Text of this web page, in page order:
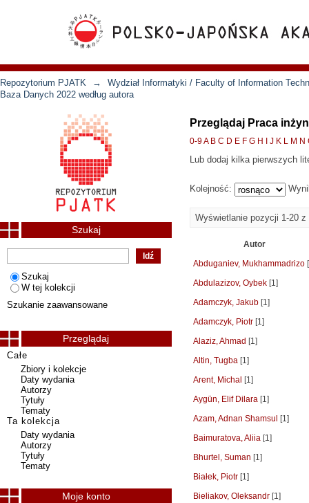
Repozytorium PJATK →
Wydział Informatyki / Faculty of Information
Baza Danych 2022 według autora
Przeglądaj Praca
0-9A B C D E F G H J K L M N
Lub dodaj kilka pierwszych
Kolejność:
Wyświetlanie pozycji 1-20 z
Autor
Abduganiev, Mukhammadrizo
Abdulazizov, Oybek [1]
Adamczyk, Jakub [1]
Adamczyk, Piotr [1]
Alaziz, Ahmad [1]
Altin, Tugba [1]
Arent, Michal [1]
Aygün, Elif Dilara [1]
Azam, Adnan Shamsul
[1]
Baimuratova, Aliia [1]
Bhurtel, Suman [1]
Białek, Piotr [1]
Bieliakov, Oleksandr [1]
Szukaj
Szukaj
W tej kolekcji
Szukanie zaawansowane
Przeglądaj
Całe
Zbiory i kolekcje
Daty wydania
Autorzy
Tytuły
Tematy
Ta kolekcja
Daty wydania
Autorzy
Tytuły
Tematy
Moje konto